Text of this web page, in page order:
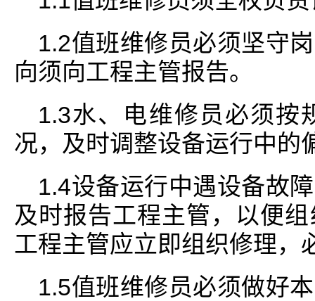
1.2值班维修员必须坚守
向须向工程主管报告。
1.3水、电维修员必须按
况，及时调整设备运行中的
1.4设备运行中遇设备故
及时报告工程主管，以便
工程主管应立即组织修理，
1.5值班维修员必须做好